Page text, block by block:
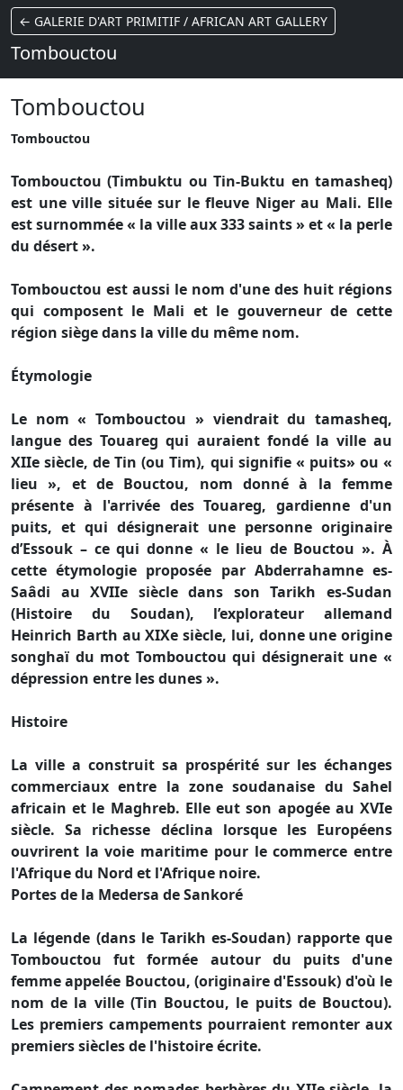
← GALERIE D'ART PRIMITIF / AFRICAN ART GALLERY
Tombouctou
Tombouctou
Tombouctou
Tombouctou (Timbuktu ou Tin-Buktu en tamasheq)
est une ville située sur le fleuve Niger au Mali. Elle
est surnommée « la ville aux 333 saints » et « la perle
du désert ».
Tombouctou est aussi le nom d'une des huit régions
qui composent le Mali et le gouverneur de cette
région siège dans la ville du même nom.
Étymologie
Le nom « Tombouctou » viendrait du tamasheq,
langue des Touareg qui auraient fondé la ville au
XIIe siècle, de Tin (ou Tim), qui signifie « puits» ou «
lieu », et de Bouctou, nom donné à la femme
présente à l'arrivée des Touareg, gardienne d'un
puits, et qui désignerait une personne originaire
d’Essouk – ce qui donne « le lieu de Bouctou ». À
cette étymologie proposée par Abderrahamne es-
Saâdi au XVIIe siècle dans son Tarikh es-Sudan
(Histoire du Soudan), l’explorateur allemand
Heinrich Barth au XIXe siècle, lui, donne une origine
songhaï du mot Tombouctou qui désignerait une «
dépression entre les dunes ».
Histoire
La ville a construit sa prospérité sur les échanges
commerciaux entre la zone soudanaise du Sahel
africain et le Maghreb. Elle eut son apogée au XVIe
siècle. Sa richesse déclina lorsque les Européens
ouvrirent la voie maritime pour le commerce entre
l'Afrique du Nord et l'Afrique noire.
Portes de la Medersa de Sankoré
La légende (dans le Tarikh es-Soudan) rapporte que
Tombouctou fut formée autour du puits d'une
femme appelée Bouctou, (originaire d'Essouk) d'où le
nom de la ville (Tin Bouctou, le puits de Bouctou).
Les premiers campements pourraient remonter aux
premiers siècles de l'histoire écrite.